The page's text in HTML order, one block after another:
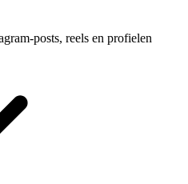
posts, reels en profielen